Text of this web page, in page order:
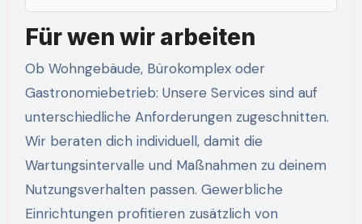
Für wen wir arbeiten
Ob Wohngebäude, Bürokomplex oder
Gastronomiebetrieb: Unsere Services sind auf
unterschiedliche Anforderungen zugeschnitten.
Wir beraten dich individuell, damit die
Wartungsintervalle und Maßnahmen zu deinem
Nutzungsverhalten passen. Gewerbliche
Einrichtungen profitieren zusätzlich von